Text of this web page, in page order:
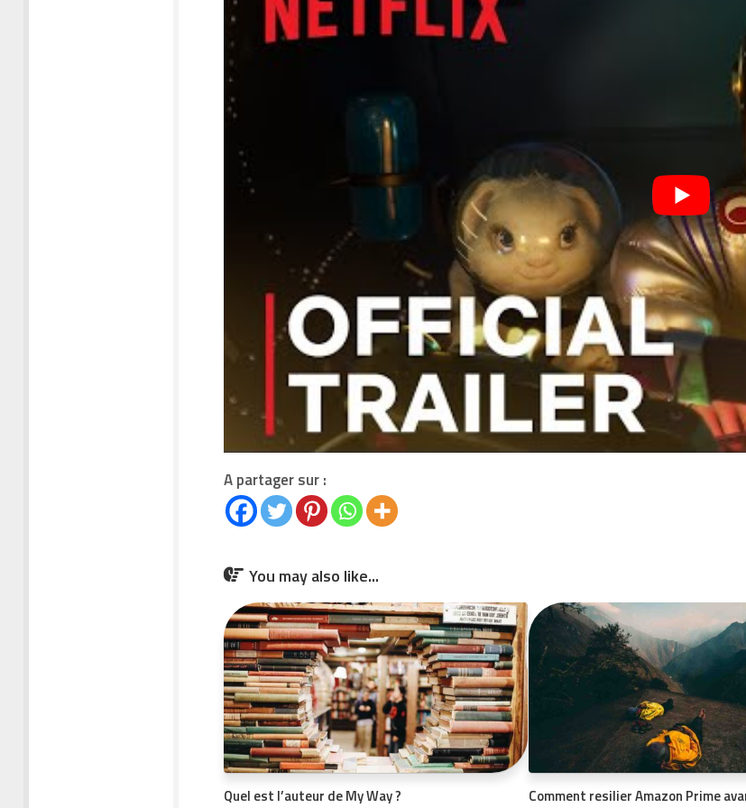
A partager sur :
You may also like...
Quel est l’auteur de My Way ?
Comment resilier Amazon Prime